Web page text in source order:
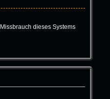
dieses Systems